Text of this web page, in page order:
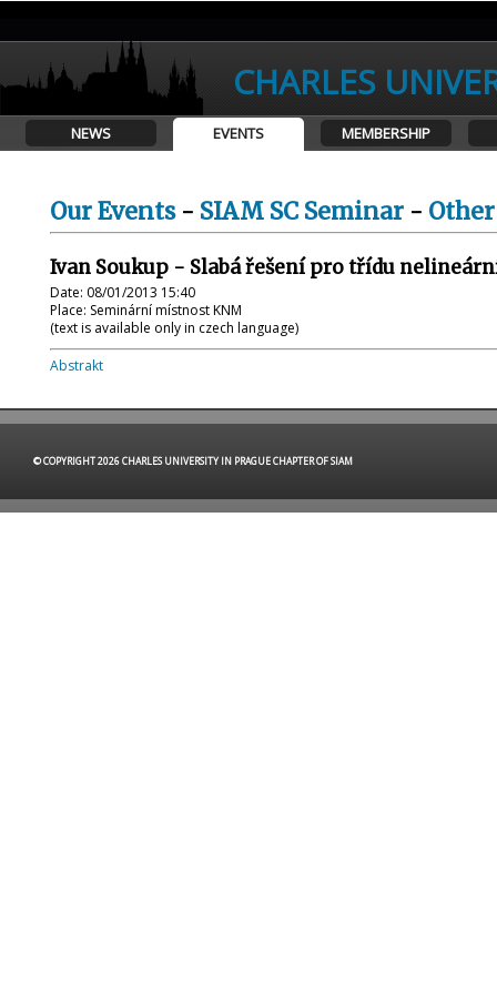
CHARLES
NEWS EVENTS MEMBERSHIP
Our Events- SIAM SC Seminar -
Ivan Soukup - Slabá řešení pro třídu
Date: 08/01/2013 15:40
Place: Seminární místnost KNM
(text is available only in czech language)
Abstrakt
© COPYRIGHT 2026 CHARLES UNIVERSITY IN PRAGUE CHAPTER OF SIAM